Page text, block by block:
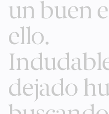
un buen
ello.
dejado